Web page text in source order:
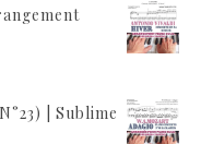
| Sublime